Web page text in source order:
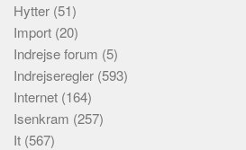
Hytter (51)
Import (20)
Indrejse forum (5)
Indrejseregler (593)
Internet (164)
Isenkram (257)
It (567)